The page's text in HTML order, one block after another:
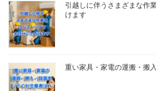
引越しに伴うさまざまな作
けます
重い家具・家電の運搬・搬